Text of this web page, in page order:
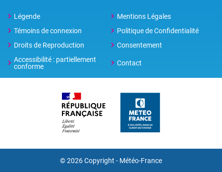
Légende
Mentions Légales
Témoins de connexion
Politique de Confidentialité
Droits de Reproduction
Consentement
Accessibilité : partiellement
conforme
Contact
© 2026 Copyright - Météo-France